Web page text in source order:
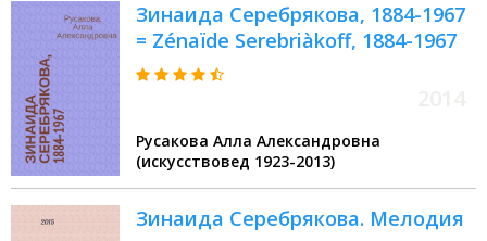
Зинаида Серебрякова, 1884-1967
= Zénaïde Serebriàkoff, 1884-1967
Русакова Алла Александровна
(искусствовед 1923-2013)
Зинаида Серебрякова. Мелодия